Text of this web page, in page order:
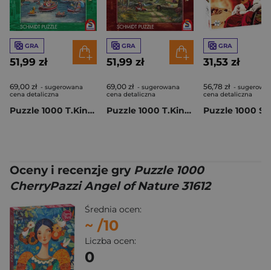
GRA
51,99 zł
69,00 zł - sugerowana
cena detaliczna
Puzzle 1000 T.Kinkade PQ Myszka Miki & Minnie Wakacje we Włoszech Disney 114003
GRA
51,99 zł
69,00 zł - sugerowana
cena detaliczna
Puzzle 1000 T.Kinkade PQ Lis i Pies Disney 114000
GRA
31,53 zł
56,78 zł -
cena detaliczna
Oceny i recenzje gry Puzzle 1000
CherryPazzi Angel of Nature 31612
Średnia ocen:
~ /10
Liczba ocen:
0